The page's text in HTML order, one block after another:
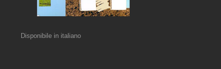
Disponibile in italiano